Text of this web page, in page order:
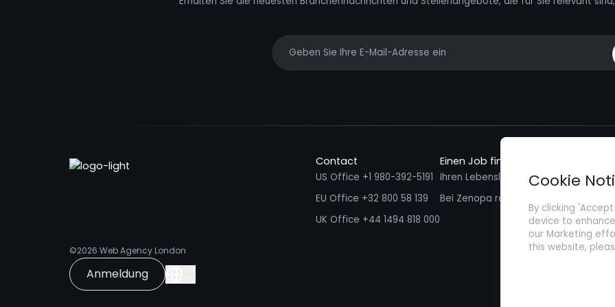
©2026 Web Agency London
Anmeldung
Contact
US Office +1 980-392-5191
EU Office +32 800 58 139
UK Office +44 1494 818 000
Einen Job finden
Ihren Lebenslauf einreichen
Bei Zenopa registrieren
Ich
Cookie
By clicking
device to
our Marketing
this website,